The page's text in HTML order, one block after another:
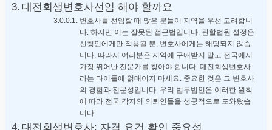
대전회생변호사선임 해야 할까요
변호사를 선임할 때 많은 분들이 지역을 우선 고려합니
다. 하지만 이는 잘못된 접근법입니다. 관할법원 설정은
신청인에게만 적용될 뿐, 변호사에게는 해당되지 않습
니다. 따라서 여러분은 지역에 구애받지 말고 전국에서
가장 뛰어난 전문가를 찾아야 합니다. 대전회생변호사
라는 타이틀에 얽매이지 마세요. 중요한 것은 그 변호사
의 경험과 전문성입니다. 우리 법무법인은 이러한 원칙
에 따라 전국 각지의 의뢰인들을 성공적으로 도와왔습
니다.
대전회생변호사: 자격 요건 확인 중요성